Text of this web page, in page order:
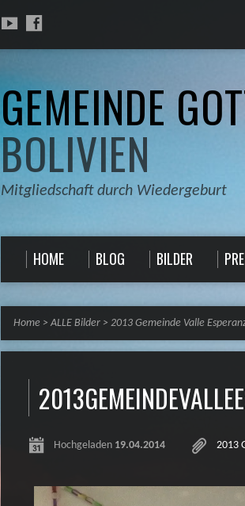
GEMEINDE
BOLIVIEN
Mitgliedschaft durch Wiedergeburt
HOME BLOG BILDER
Home > ALLE Bilder > 2013 Gemeinde Valle
Hochgeladen 19.04.2014 2013